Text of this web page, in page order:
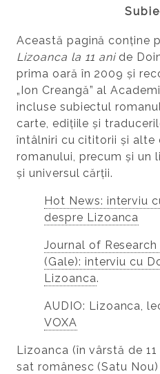
Această pagină conține
Lizoanca la 11 anide
prima oară în 2009 și
„Ion Creangă” al
incluse subiectul
carte, edițiile și
întâlniri cu cititorii și alte
romanului, precum și un
și universul cărții.
Hot News: interviu
despre Lizoanca
Journal of
(Gale): interviu cu
Lizoanca.
AUDIO: Lizoanca,
VOXA
Lizoanca (în vârstă de
sat românesc (Satu